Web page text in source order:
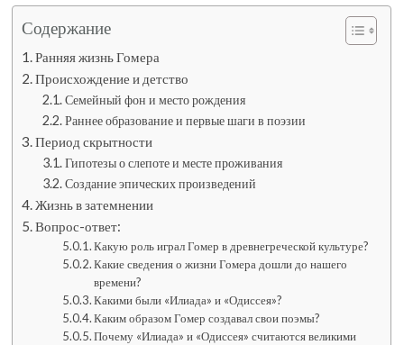
Содержание
Ранняя жизнь Гомера
Происхождение и детство
Семейный фон и место рождения
Раннее образование и первые шаги в поэзии
Период скрытности
Гипотезы о слепоте и месте проживания
Создание эпических произведений
Жизнь в затемнении
Вопрос-ответ:
Какую роль играл Гомер в древнегреческой культуре?
Какие сведения о жизни Гомера дошли до нашего
времени?
Какими были «Илиада» и «Одиссея»?
Каким образом Гомер создавал свои поэмы?
Почему «Илиада» и «Одиссея» считаются великими